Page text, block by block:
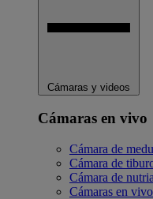
Cámaras y videos
Cámaras en vivo
Cámara de
Cámara de
Cámara de
Cámaras en vivo